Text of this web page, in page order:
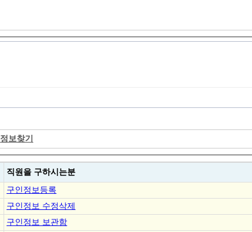
정보찾기
직원을 구하시는분
구인정보등록
구인정보 수정삭제
구인정보 보관함